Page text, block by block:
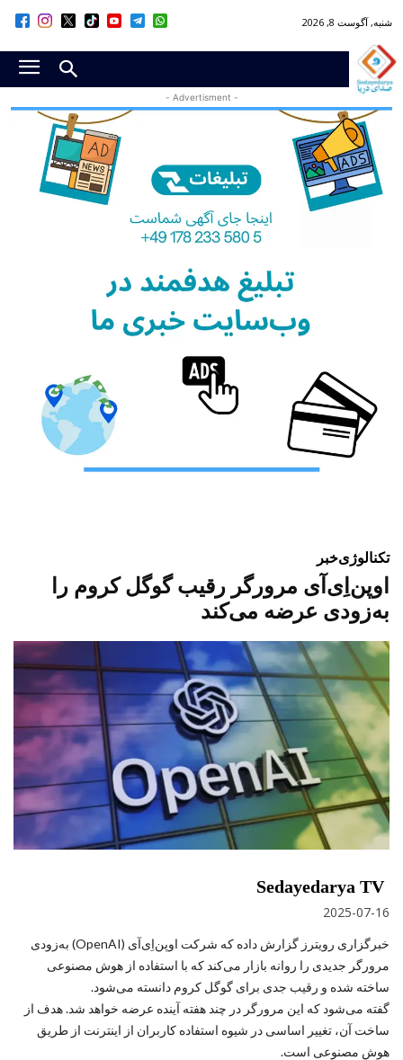
شنبه, آگوست 8, 2026
- Advertisment -
تکنالوژیخبر
اوپن‌اِی‌آی مرورگر رقیب گوگل کروم را
به‌زودی عرضه می‌کند
Sedayedarya TV
2025-07-16
خبرگزاری رویترز گزارش داده که شرکت اوپن‌اِی‌آی (OpenAI) به‌زودی
مرورگر جدیدی را روانه بازار می‌کند که با استفاده از هوش مصنوعی
ساخته شده و رقیب جدی برای گوگل کروم دانسته می‌شود.
گفته می‌شود که این مرورگر در چند هفته آینده عرضه خواهد شد. هدف از
ساخت آن، تغییر اساسی در شیوه استفاده کاربران از اینترنت از طریق
هوش مصنوعی است.